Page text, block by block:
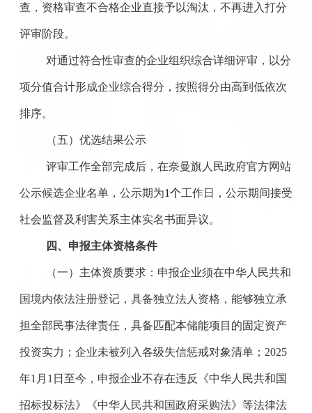
查，资格审查不合格企业直接予以淘汰，不再进入打分
评审阶段。
对通过符合性审查的企业组织综合详细评审，以分
项分值合计形成企业综合得分，按照得分由高到低依次
排序。
（五）优选结果公示
评审工作全部完成后，在奈曼旗人民政府官方网站
公示候选企业名单，公示期为1个工作日，公示期间接受
社会监督及利害关系主体实名书面异议。
四、申报主体资格条件
（一）主体资质要求：申报企业须在中华人民共和
国境内依法注册登记，具备独立法人资格，能够独立承
担全部民事法律责任，具备匹配本储能项目的固定资产
投资实力；企业未被列入各级失信惩戒对象清单； 2025
年1月1日至今，申报企业不存在违反《中华人民共和国
招标投标法》《中华人民共和国政府采购法》等法律法